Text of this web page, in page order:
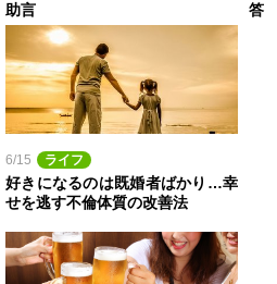
助言
答
6/15 ライフ
好きになるのは既婚者ばかり…幸
せを逃す不倫体質の改善法